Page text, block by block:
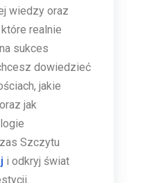
wiedzy oraz
realnie
sukces
dowiedzieć
jakie
jak
Szczytu
i odkryj świat